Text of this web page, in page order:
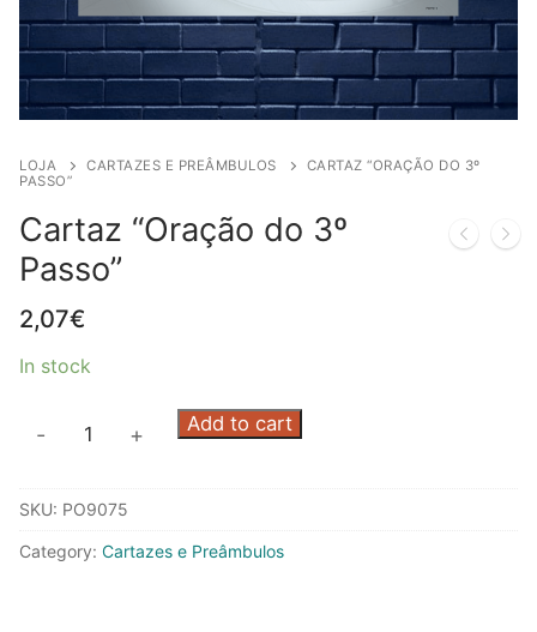
LOJA CARTAZES E PREÂMBULOS
CARTAZ “ORAÇÃO DO 3º
PASSO”
Cartaz “Oração do 3º
Passo”
2,07€
In stock
3º
Passo"
- + Add to cart
SKU: PO9075
Category: Cartazes e Preâmbulos